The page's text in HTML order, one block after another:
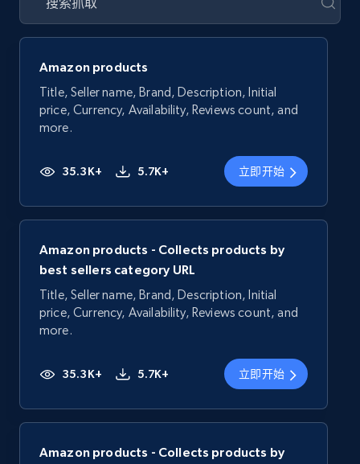
Amazon products
Title, Seller name, Brand, Description, Initial
price, Currency, Availability, Reviews count, and
more.
35.3K+ 5.7K+ 立即开始
Amazon products - Collects products by
best sellers category URL
Title, Seller name, Brand, Description, Initial
price, Currency, Availability, Reviews count, and
more.
35.3K+ 5.7K+ 立即开始
Amazon products - Collects products by